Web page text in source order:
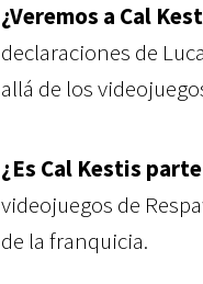
¿Veremos a Cal
declaraciones de
allá de los
¿Es Cal Kestis
videojuegos de
de la franquicia.